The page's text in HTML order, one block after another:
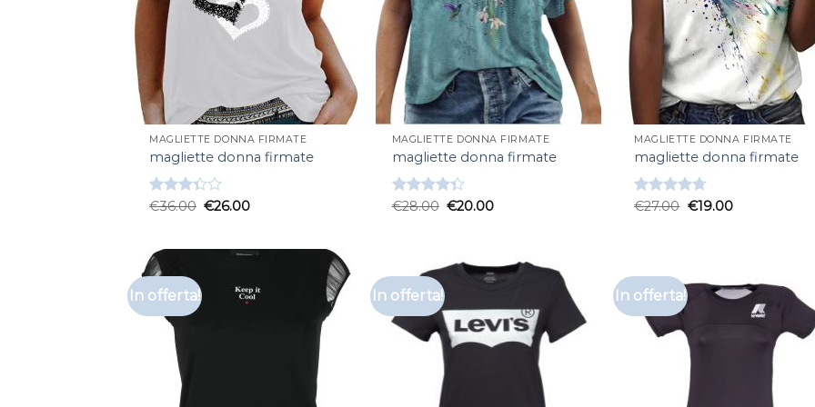
MAGLIETTE DONNA FIRMATE
magliette donna firmate
Valutato
€36.00 €26.00
MAGLIETTE DONNA FIRMATE
magliette donna firmate
Valutato
€28.00 €20.00
MAGLIETTE DONNA FIRMATE
magliette donna firmate
Valutato
€27.00 €19.00
In offerta! In offerta! In offerta!